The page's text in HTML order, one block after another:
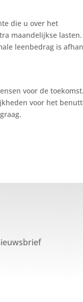
die u over het
maandelijkse lasten.
leenbedrag is
voor de toekomst.
voor het